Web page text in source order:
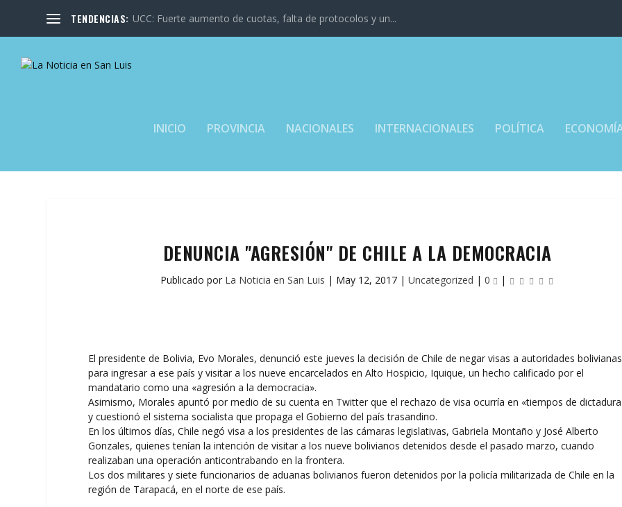
TENDENCIAS: UCC: Fuerte aumento de cuotas, falta de protocolos y un...
INICIO PROVINCIA NACIONALES INTERNACIONALES POLÍTICA
DENUNCIA "AGRESIÓN" DE CHILE A LA DEMOCRACIA
Publicado por La Noticia en San Luis | May 12, 2017| Uncategorized | 0 |
El presidente de Bolivia, Evo Morales, denunció este jueves la decisión de Chile de negar visas a autoridades bolivianas
para ingresar a ese país y visitar a los nueve encarcelados en Alto Hospicio, Iquique, un hecho calificado por el
mandatario como una «agresión a la democracia».
Asimismo, Morales apuntó por medio de su cuenta en Twitter que el rechazo de visa ocurría en «tiempos de
y cuestionó el sistema socialista que propaga el Gobierno del país trasandino.
En los últimos días, Chile negó visa a los presidentes de las cámaras legislativas, Gabriela Montaño y José Alberto
Gonzales, quienes tenían la intención de visitar a los nueve bolivianos detenidos desde el pasado marzo, cuando
realizaban una operación anticontrabando en la frontera.
​Los dos militares y siete funcionarios de aduanas bolivianos fueron detenidos por la policía militarizada de Chile en la
región de Tarapacá, en el norte de ese país.